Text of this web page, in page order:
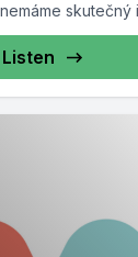
skutečný
Listen